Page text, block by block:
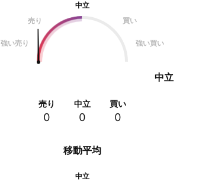
中立
売り
買い
強い売り 強い買い
中立
売り
0
中立
0
買い
0
移動平均
中立